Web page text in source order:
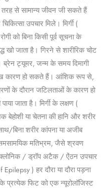
से सामान्य जीवन जी सकते हैं
उपचार मिले। मिर्गी (
को बिना किसी पूर्व सूचना के
जाता है। गिरने से शारीरिक चोट
ट्यूमर, जन्म के समय दिमागी
कारण हो सकते हैं। आंशिक रूप से,
के दौरान जटिलताओं के कारण हो
जाता है। मिर्गी के लक्षण (
या चेतना की हानि और शरीर
शरीर कांपना या अजीब
मतिभ्रम, जैसे श्रवण
/ ड्रॉप अटैक / ऐंठन उपचार
) हर दौरा या दौरा पड़ना
प्रत्येक फिट को एक न्यूरोलॉजिस्ट